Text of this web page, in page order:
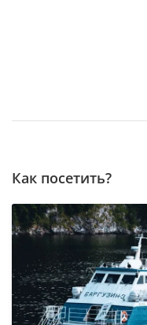
Как посетить?